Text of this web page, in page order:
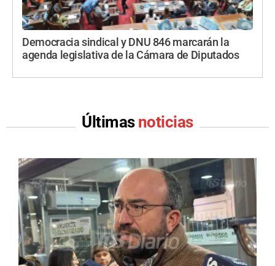
Democracia sindical y DNU 846 marcarán la
agenda legislativa de la Cámara de Diputados
Últimas noticias